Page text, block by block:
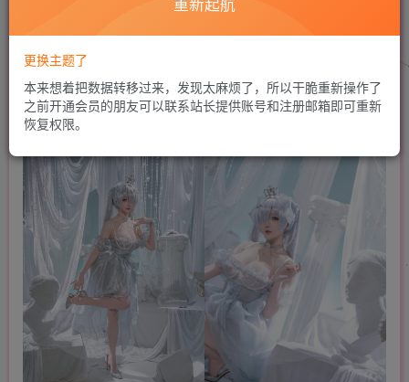
更换主题了
本来想着把数据转移过来，发现太麻烦了，所以干脆重新操作了
之前开通会员的朋友可以联系站长提供账号和注册邮箱即可重新
恢复权限。